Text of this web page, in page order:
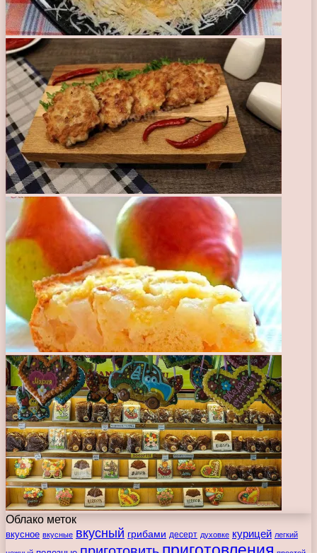
Облако меток
вкусное вкусные вкусный грибами десерт духовке курицей легкий